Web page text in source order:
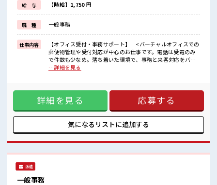
≪髪型自由≫
基本的に髪色自由で明るすぎたり奇抜でなければOKです！
(規定有)≪収入アップを目指せる≫
高時給だらけの派遣のお仕事です！
■職場の雰囲気
女性多めで休み時間は女子トークがあふれる職場です！
もちろん男性の応募もOKですよ！
髪型にこだわりのあるアナタは必見！
給 与 【時給】1,750 円
職 種 一般事務
仕事内容
【オフィス受付・事務サポート】 <バーチャルオフィスでの
郵便物管理や受付対応が中心のお仕事です。電話は受電のみ
で件数も少なめ。落ち着いた環境で、事務と来客対応をバラ
ンスよく経験できます。>【業務内容】●郵便物の受け取り、
担、架電はなし)●請求書入力など、依頼に応じた事務作業 ■
お仕事PR ≪残業基本なし≫ 自分の時間をしっかり確保でき
る、 残業基本ナシのお仕事♪ オンとオフをきっちり切り替え
たい方にオススメ！ ≪女性も仕事をしやすい職場≫ もちろん
男性の応募も歓迎！ ≪週休2日制≫ 週末は家族や友人と一緒
にプライベート満喫！ ≪髪型自由≫ 基本的に髪色自由で明る
指せる≫ 高時給だらけの派遣のお仕事です！ ■職場の雰囲気
女性多めで休み時間は女子トークがあふれる職場です！ もち
…詳細を見る
詳細を見る 応募する
気になるリストに追加する
派遣
一般事務